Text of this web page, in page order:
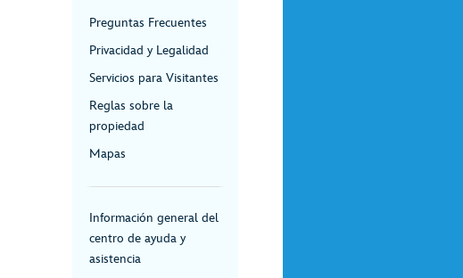
Preguntas Frecuentes
Privacidad y Legalidad
Servicios para Visitantes
Reglas sobre la
propiedad
Mapas
Información general del
centro de ayuda y
asistencia